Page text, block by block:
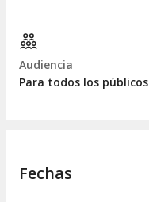
Audiencia
Para todos los públicos
Fechas